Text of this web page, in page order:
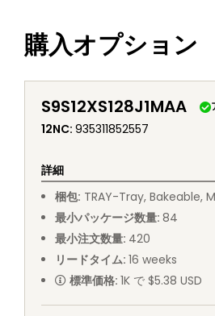
購入オプション
S9S12XS128J1MAA
12NC: 935311852557
詳細
梱包: TRAY-Tray, Bakeable,
最小パッケージ数量: 84
最小注文数量: 420
リードタイム: 16 weeks
標準価格: 1K で $5.38 USD